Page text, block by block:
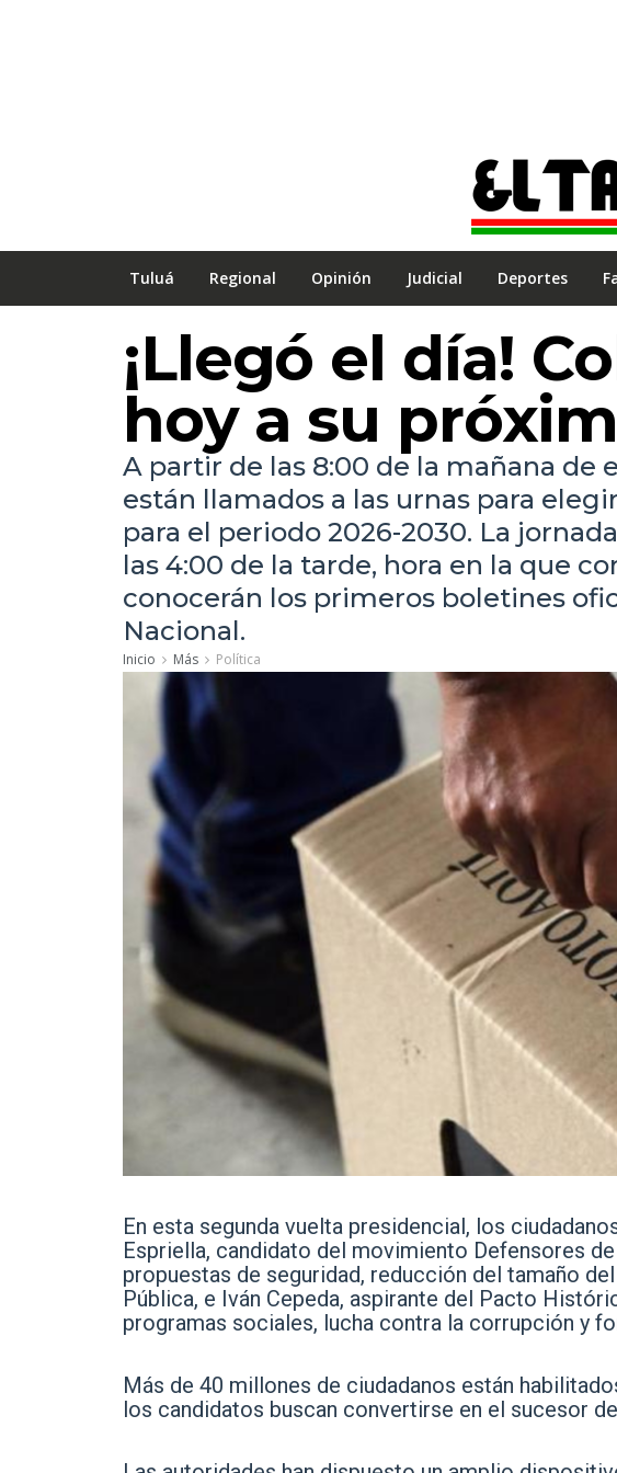
Tuluá Regional Opinión Judicial Deportes
¡Llegó el día!
hoy a su
A partir de las 8:00 de la mañana de
están llamados a las urnas para
para el periodo 2026-2030. La
las 4:00 de la tarde, hora en la que
conocerán los primeros boletines
Nacional.
Inicio Más Política
En esta segunda vuelta presidencial, los
Espriella, candidato del movimiento Defensores
propuestas de seguridad, reducción del tamaño
Pública, e Iván Cepeda, aspirante del Pacto
programas sociales, lucha contra la corrupción y
Más de 40 millones de ciudadanos están
los candidatos buscan convertirse en el sucesor